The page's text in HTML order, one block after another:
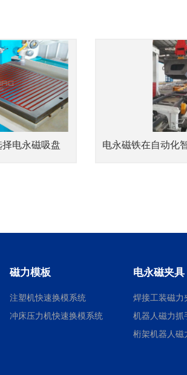
电永磁吸盘
磁力模板
注塑机快速换模系统
冲床压力机快速换模系统
电永磁夹具
焊接工装磁力
机器人磁力抓
桁架机器人磁